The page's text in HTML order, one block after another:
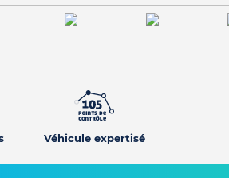
Véhicule expertisé